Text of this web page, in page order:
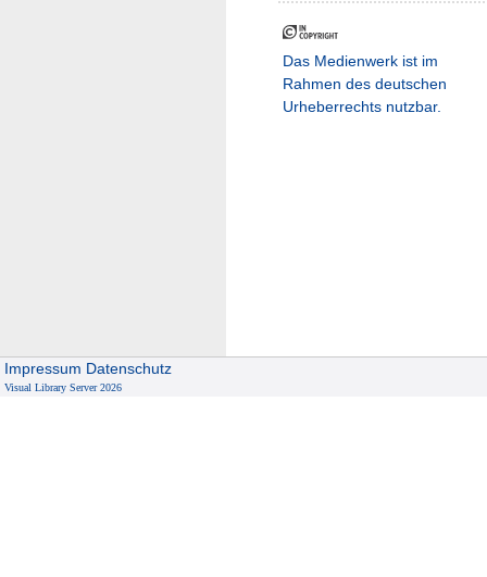
Das Medienwerk ist im
Rahmen des deutschen
Urheberrechts nutzbar.
Impressum Datenschutz
Visual Library Server 2026